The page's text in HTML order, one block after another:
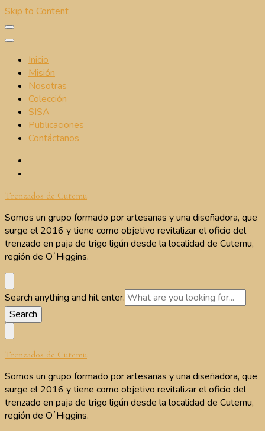
Skip to Content
Inicio
Misión
Nosotras
Colección
SISA
Publicaciones
Contáctanos
Trenzados de Cutemu
Somos un grupo formado por artesanas y una diseñadora, que
surge el 2016 y tiene como objetivo revitalizar el oficio del
trenzado en paja de trigo ligún desde la localidad de Cutemu,
región de O´Higgins.
Looking
for
Something?
Search anything and hit enter.
Trenzados de Cutemu
Somos un grupo formado por artesanas y una diseñadora, que
surge el 2016 y tiene como objetivo revitalizar el oficio del
trenzado en paja de trigo ligún desde la localidad de Cutemu,
región de O´Higgins.